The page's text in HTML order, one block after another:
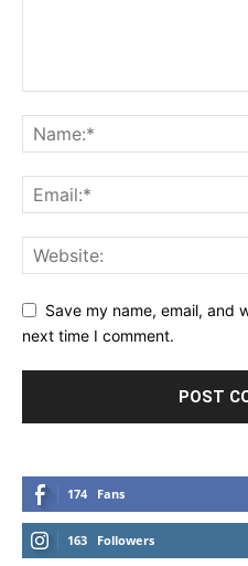
Save my name, email, and
next time I comment.
174 Fans
163 Followers